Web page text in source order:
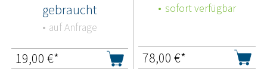
gebraucht
auf Anfrage
19,00 €*
sofort verfügbar
78,00 €*